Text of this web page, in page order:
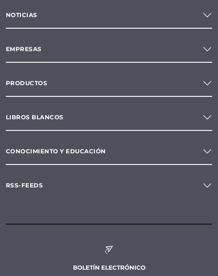
NOTICIAS
EMPRESAS
PRODUCTOS
LIBROS BLANCOS
CONOCIMIENTO Y EDUCACIÓN
RSS-FEEDS
BOLETÍN ELECTRÓNICO